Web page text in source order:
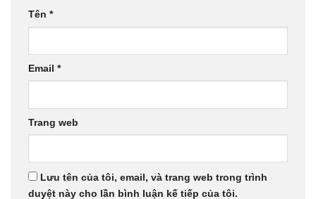
Tên *
Email *
Trang web
Lưu tên của tôi, email, và trang web trong trình
duyệt này cho lần bình luận kế tiếp của tôi.